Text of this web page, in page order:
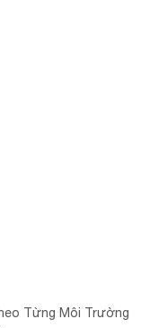
Từng Môi Trường